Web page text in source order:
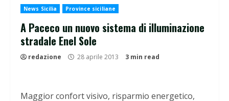
News Sicilia Province siciliane
A Paceco un nuovo sistema di illuminazione
stradale Enel Sole
redazione 28 aprile 2013 3 min read
Maggior confort visivo, risparmio energetico,